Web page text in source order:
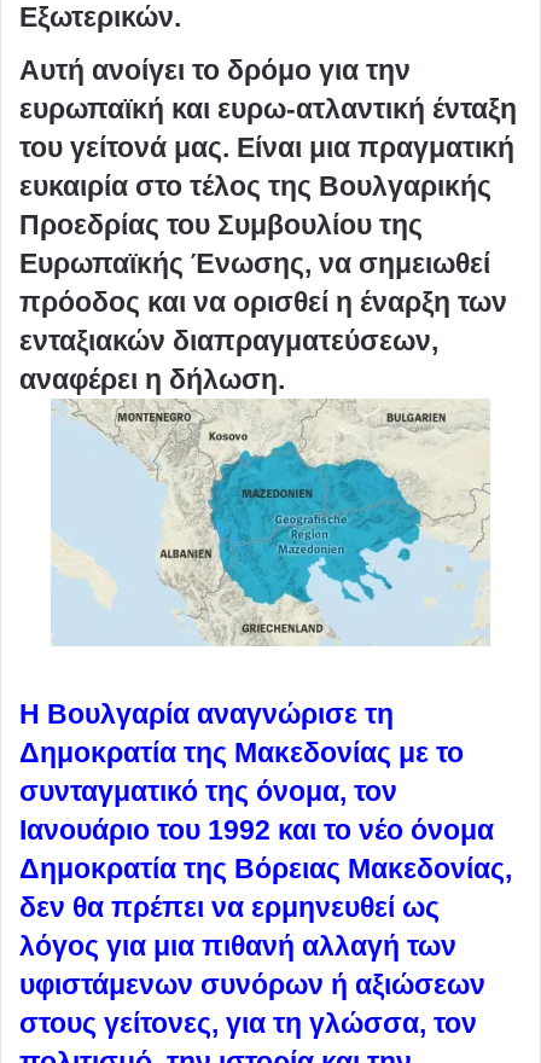
Εξωτερικών.
Αυτή ανοίγει το δρόμο για την
ευρωπαϊκή και ευρω-ατλαντική ένταξη
του γείτονά μας. Είναι μια πραγματική
ευκαιρία στο τέλος της Βουλγαρικής
Προεδρίας του Συμβουλίου της
Ευρωπαϊκής Ένωσης, να σημειωθεί
πρόοδος και να ορισθεί η έναρξη των
ενταξιακών διαπραγματεύσεων,
αναφέρει η δήλωση.
Η Βουλγαρία αναγνώρισε τη
Δημοκρατία της Μακεδονίας με το
συνταγματικό της όνομα, τον
Ιανουάριο του 1992 και το νέο όνομα
Δημοκρατία της Βόρειας Μακεδονίας,
δεν θα πρέπει να ερμηνευθεί ως
λόγος για μια πιθανή αλλαγή των
υφιστάμενων συνόρων ή αξιώσεων
στους γείτονες, για τη γλώσσα, τον